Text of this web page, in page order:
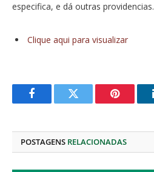
especifica, e dá outras providencias.
Clique aqui para visualizar
FacebookTwitter Pinterest
POSTAGENS RELACIONADAS